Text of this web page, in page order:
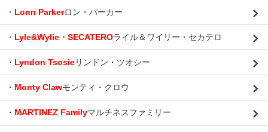
・ Lonn Parkerロン・パーカー
・ Lyle&Wylie・SECATEROライル＆ワイリー・セカテロ
・ Lyndon Tsosieリンドン・ツオシー
・ Monty Clawモンティ・クロウ
・ MARTINEZ Familyマルチネスファミリー